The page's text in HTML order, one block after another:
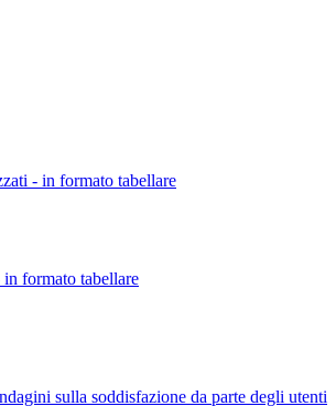
- in formato tabellare
formato tabellare
sulla soddisfazione da parte degli utenti